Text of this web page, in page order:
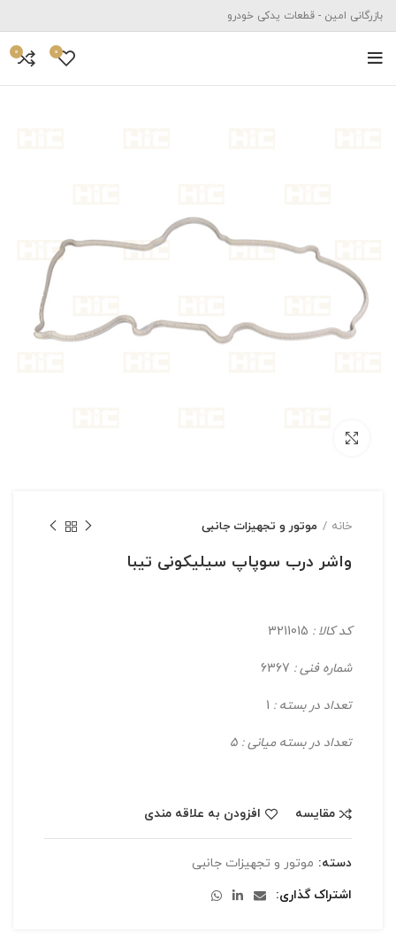
بازرگانی امین - قطعات یدکی خودرو
0
0
خانه موتور و تجهیزات جانبی
واشر درب سوپاپ سیلیکونی تیبا
کد کالا :
شماره فنی :
تعداد در بسته :
تعداد در بسته میانی : 5
مقایسه افزودن به علاقه مندی
دسته: موتور و تجهیزات جانبی
اشتراک گذاری